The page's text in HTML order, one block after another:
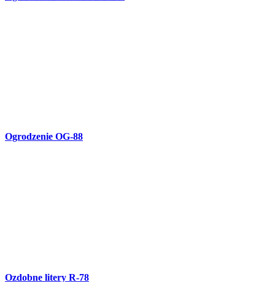
Okucia drzwi R-77